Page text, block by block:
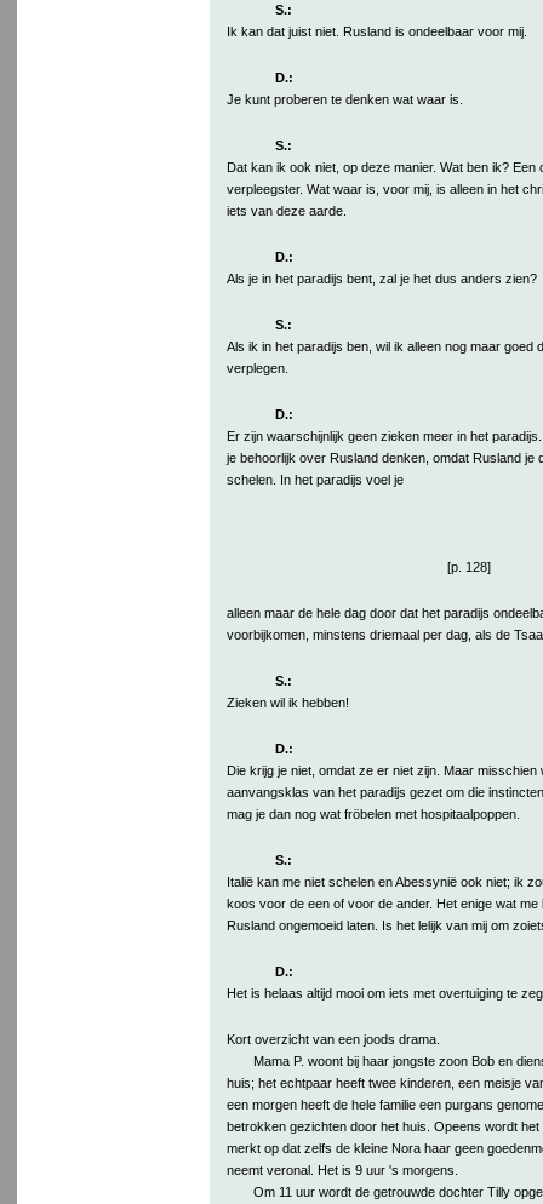
S.:
Ik kan dat juist niet. Rusland is ondeelbaar voor mij.
D.:
Je kunt proberen te denken wat waar is.
S.:
Dat kan ik ook niet, op deze manier. Wat ben ik? Een
verpleegster. Wat waar is, voor mij, is alleen in het
iets van deze aarde.
D.:
Als je in het paradijs bent, zal je het dus anders zien?
S.:
Als ik in het paradijs ben, wil ik alleen nog maar goed
verplegen.
D.:
Er zijn waarschijnlijk geen zieken meer in het
je behoorlijk over Rusland denken, omdat Rusland je
schelen. In het paradijs voel je
[p. 128]
alleen maar de hele dag door dat het paradijs
voorbijkomen, minstens driemaal per dag, als de
S.:
Zieken wil ik hebben!
D.:
Die krijg je niet, omdat ze er niet zijn. Maar misschien
aanvangsklas van het paradijs gezet om die
mag je dan nog wat fröbelen met hospitaalpoppen.
S.:
Italië kan me niet schelen en Abessynië ook niet; ik
koos voor de een of voor de ander. Het enige wat
Rusland ongemoeid laten. Is het lelijk van mij om
D.:
Het is helaas altijd mooi om iets met overtuiging te
Kort overzicht van een joods drama.
Mama P. woont bij haar jongste zoon Bob en
huis; het echtpaar heeft twee kinderen, een meisje
een morgen heeft de hele familie een purgans
betrokken gezichten door het huis. Opeens wordt het
merkt op dat zelfs de kleine Nora haar geen
neemt veronal. Het is 9 uur 's morgens.
Om 11 uur wordt de getrouwde dochter Tilly